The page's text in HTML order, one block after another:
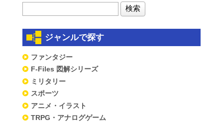
ジャンルで探す
ファンタジー
F-Files 図解シリーズ
ミリタリー
スポーツ
アニメ・イラスト
TRPG・アナログゲーム